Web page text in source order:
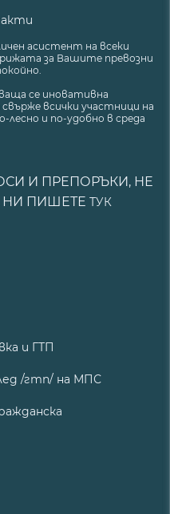
асистент на всеки
за Вашите превозни
се иновативна
всички участници на
лесно и по-удобно в среда
И ПРЕПОРЪКИ, НЕ
НИ ПИШЕТЕ ТУК
и ГТП
/гтп/ на МПС